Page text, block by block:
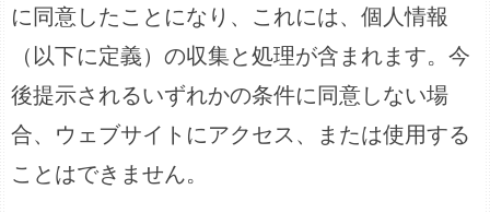
に同意したことになり、これには、個人情報
（以下に定義）の収集と処理が含まれます。今
後提示されるいずれかの条件に同意しない場
合、ウェブサイトにアクセス、または使用する
ことはできません。